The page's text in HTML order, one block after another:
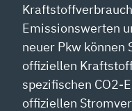
Emissionswerten
neuer Pkw können
offiziellen
spezifischen CO2-
offiziellen